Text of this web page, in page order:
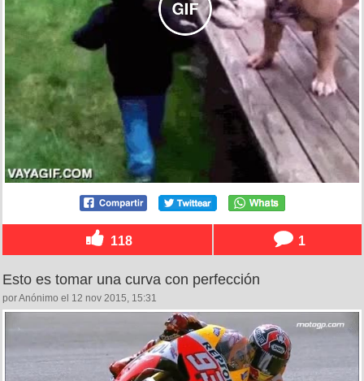
118 1
Esto es tomar una curva con perfección
por Anónimo el 12 nov 2015, 15:31